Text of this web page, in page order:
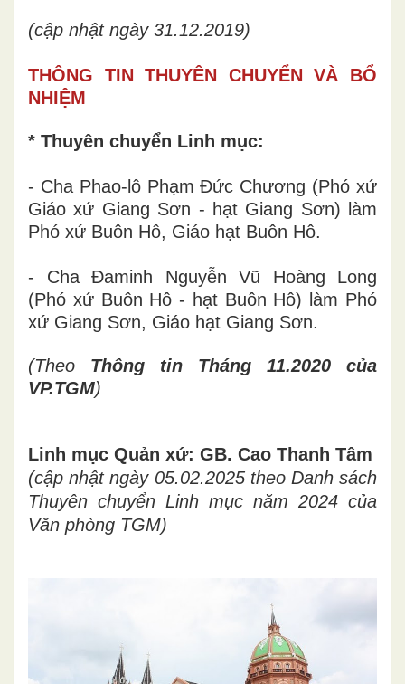
(cập nhật ngày 31.12.2019)
THÔNG TIN THUYÊN CHUYỂN VÀ BỔ
NHIỆM
* Thuyên chuyển Linh mục:
- Cha Phao-lô Phạm Đức Chương (Phó xứ
Giáo xứ Giang Sơn - hạt Giang Sơn) làm
Phó xứ Buôn Hô, Giáo hạt Buôn Hô.
- Cha Đaminh Nguyễn Vũ Hoàng Long
(Phó xứ Buôn Hô - hạt Buôn Hô) làm Phó
xứ Giang Sơn, Giáo hạt Giang Sơn.
(Theo Thông tin Tháng 11.2020 của
VP.TGM)
Linh mục Quản xứ: GB. Cao Thanh Tâm
(cập nhật ngày 05.02.2025 theo Danh sách
Thuyên chuyển Linh mục năm 2024 của
Văn phòng TGM)